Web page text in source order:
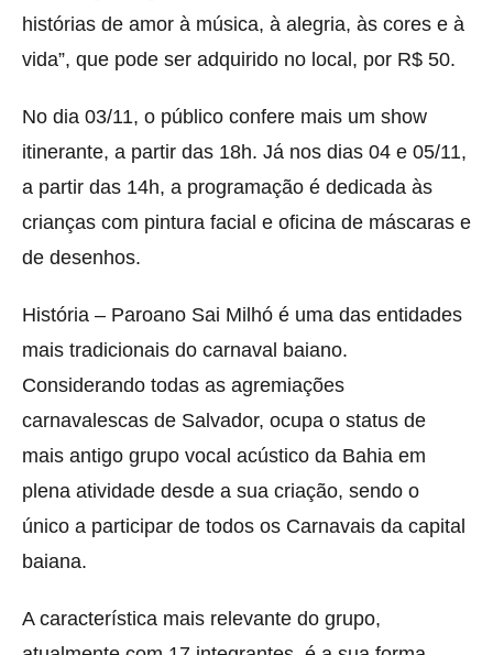
histórias de amor à música, à alegria, às cores e à
vida”, que pode ser adquirido no local, por R$ 50.
No dia 03/11, o público confere mais um show
itinerante, a partir das 18h. Já nos dias 04 e 05/11,
a partir das 14h, a programação é dedicada às
crianças com pintura facial e oficina de máscaras e
de desenhos.
História – Paroano Sai Milhó é uma das entidades
mais tradicionais do carnaval baiano.
Considerando todas as agremiações
carnavalescas de Salvador, ocupa o status de
mais antigo grupo vocal acústico da Bahia em
plena atividade desde a sua criação, sendo o
único a participar de todos os Carnavais da capital
baiana.
A característica mais relevante do grupo,